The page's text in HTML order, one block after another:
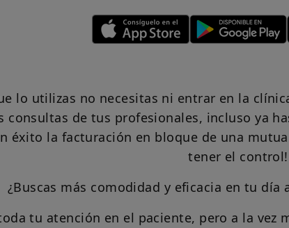
lo utilizas no necesitas ni entrar en la
consultas de tus profesionales, incluso ya
éxito la facturación en bloque de una
tener el control!
¿Buscas más comodidad y eficacia en tu día
tu atención en el paciente, pero a la